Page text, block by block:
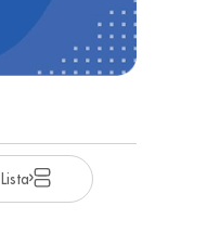
Lista